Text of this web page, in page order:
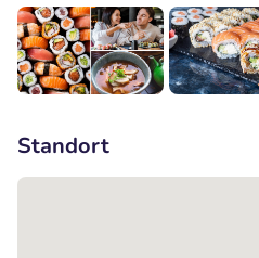
Standort